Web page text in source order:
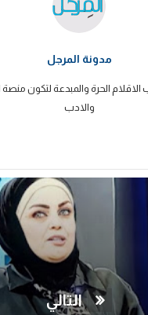
مدونة المرجل
الحرة والمبدعة لتكون منصة
والادب
التالي